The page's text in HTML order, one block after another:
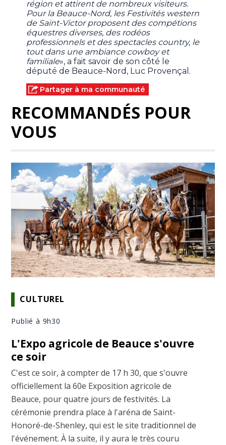
région et attirent de nombreux visiteurs.
Pour la Beauce-Nord, les Festivités western
de Saint-Victor proposent des compétions
équestres diverses, des rodéos
professionnels et des spectacles country, le
tout dans une ambiance cowboy et
familiale», a fait savoir de son côté le
député de Beauce-Nord, Luc Provençal.
Partager à ma communauté
RECOMMANDÉS POUR
VOUS
CULTUREL
Publié à 9h30
L'Expo agricole de Beauce s'ouvre
ce soir
C'est ce soir, à compter de 17 h 30, que s'ouvre
officiellement la 60e Exposition agricole de
Beauce, pour quatre jours de festivités. La
cérémonie prendra place à l'aréna de Saint-
Honoré-de-Shenley, qui est le site traditionnel de
l'événement. À la suite, il y aura le très couru